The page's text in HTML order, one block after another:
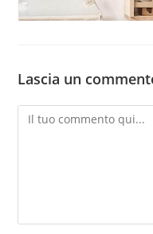
Lascia un
Commento